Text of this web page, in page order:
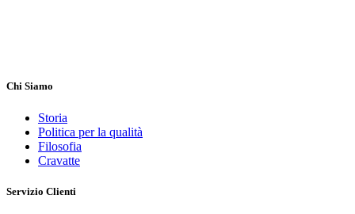
Chi Siamo
Storia
Politica per la qualità
Filosofia
Cravatte
Servizio Clienti